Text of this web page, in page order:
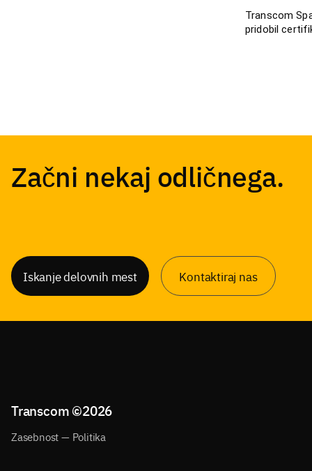
Transcom
pridobil
Začni nekaj odličnega.
Iskanje delovnih mest Kontaktiraj nas
Transcom ©2026
Zasebnost — Politika